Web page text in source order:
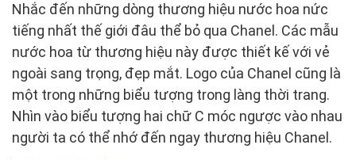
Nhắc đến những dòng thương hiệu nước hoa nức
tiếng nhất thế giới đâu thể bỏ qua Chanel. Các mẫu
nước hoa từ thương hiệu này được thiết kế với vẻ
ngoài sang trọng, đẹp mắt. Logo của Chanel cũng là
một trong những biểu tượng trong làng thời trang.
Nhìn vào biểu tượng hai chữ C móc ngược vào nhau
người ta có thể nhớ đến ngay thương hiệu Chanel.